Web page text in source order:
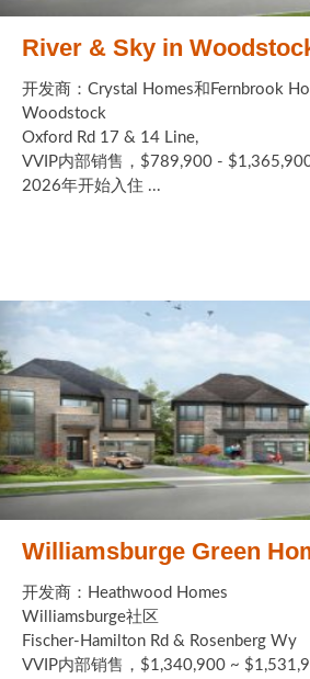
River & Sky in
开发商：Crystal Homes和Fernbrook
Woodstock
Oxford Rd 17 & 14 Line,
VVIP内部销售，$789,900 -
2026年开始入住 ...
Williamsburge Green
开发商：Heathwood Homes
Williamsburge社区
Fischer-Hamilton Rd & Rosenberg Wy
VVIP内部销售，$1,340,900 ~